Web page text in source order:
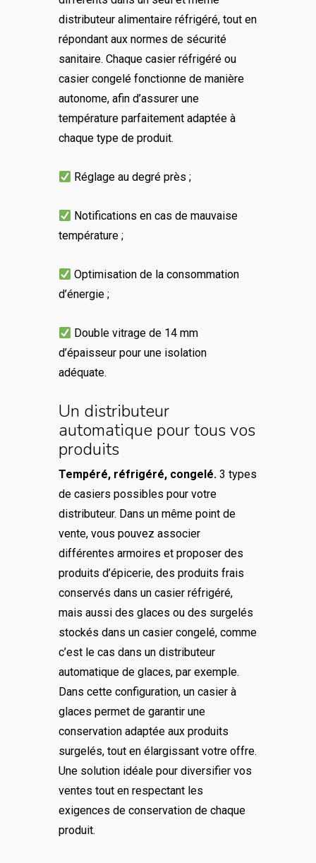
distributeur alimentaire réfrigéré, tout en
répondant aux normes de sécurité
sanitaire. Chaque casier réfrigéré ou
casier congelé fonctionne de manière
autonome, afin d’assurer une
température parfaitement adaptée à
chaque type de produit.
Réglage au degré près ;
Notifications en cas de mauvaise
température ;
Optimisation de la consommation
d’énergie ;
Double vitrage de 14 mm
d’épaisseur pour une isolation
adéquate.
Un distributeur
automatique pour tous vos
produits
Tempéré, réfrigéré, congelé.3 types
de casiers possibles pour votre
distributeur. Dans un même point de
vente, vous pouvez associer
différentes armoires et proposer des
produits d’épicerie, des produits frais
conservés dans un casier réfrigéré,
mais aussi des glaces ou des surgelés
stockés dans un casier congelé, comme
c’est le cas dans un distributeur
automatique de glaces, par exemple.
Dans cette configuration, un casier à
glaces permet de garantir une
conservation adaptée aux produits
surgelés, tout en élargissant votre offre.
Une solution idéale pour diversifier vos
ventes tout en respectant les
exigences de conservation de chaque
produit.